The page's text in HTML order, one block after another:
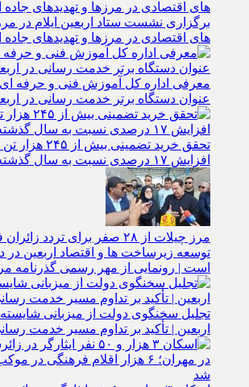
برگزاری نشست ستاد اربعین ایلام در
های اقتصادی در مرزها و تهدیدهای جاده‌
معرفی اداره کل آموزش فنی و حرفه‌ ای
عنوان دستگاه برتر خدمت‌ رسانی در
تحقق خرید تضمینی
افزایش ۱۷ درصدی نسبت به سال گذشته
مرز چیلات از ۲۸ صفر برای تردد
توسعه زیرساخت‌ ها و اقتصاد اربعین در
است | رونمایی از مهر رسمی گذرنامه
تجلیل سخنگوی دولت از میزبانی شایسته
اربعین | تأکید بر تداوم مسیر خدمت‌